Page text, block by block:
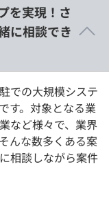
を実現！さ
に相談でき
での大規模システ
す。対象となる業
など様々で、業界
んな数多くある案
相談しながら案件